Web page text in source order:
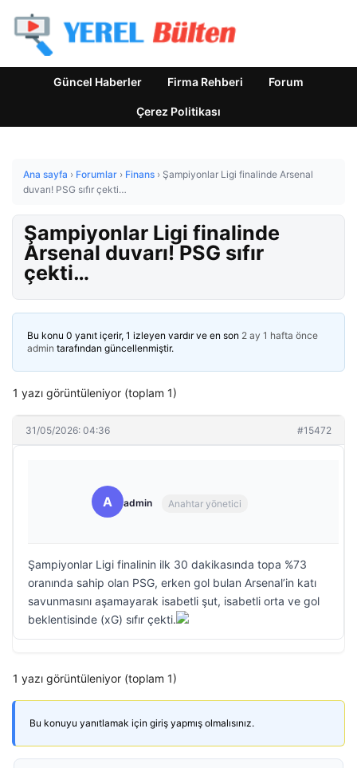
Güncel Haberler Firma Rehberi Forum
Çerez Politikası
Ana sayfa › Forumlar › Finans › Şampiyonlar Ligi finalinde Arsenal
duvarı! PSG sıfır çekti…
Şampiyonlar Ligi finalinde
Arsenal duvarı! PSG sıfır
çekti…
Bu konu 0 yanıt içerir, 1 izleyen vardır ve en son 2 ay 1 hafta önce
admin tarafından güncellenmiştir.
1 yazı görüntüleniyor (toplam 1)
31/05/2026: 04:36 #15472
A admin Anahtar yönetici
Şampiyonlar Ligi finalinin ilk 30 dakikasında topa %73
oranında sahip olan PSG, erken gol bulan Arsenal’in katı
savunmasını aşamayarak isabetli şut, isabetli orta ve gol
beklentisinde (xG) sıfır çekti.
1 yazı görüntüleniyor (toplam 1)
Bu konuyu yanıtlamak için giriş yapmış olmalısınız.